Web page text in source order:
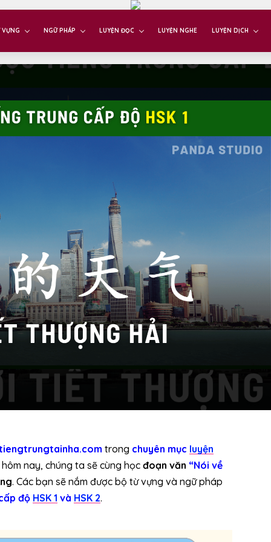
VỰNG NGỮ PHÁP LUYỆN ĐỌC LUYỆN NGHE LUYỆN DỊCH
trong chuyên mục luyện
nay, chúng ta sẽ cùng học đoạn văn “Nói về
. Các bạn sẽ nắm được bộ từ vựng và ngữ pháp
độ HSK 1 và HSK 2.